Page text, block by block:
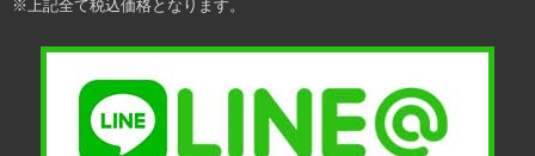
※上記全て税込価格となります。